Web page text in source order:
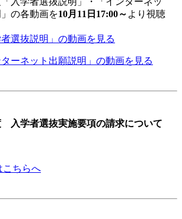
」の各動画を10月11日17:00～ より視聴
者選抜説明」の動画を見る
ターネット出願説明」の動画を見る
入学者選抜実施要項の請求について
こちらへ